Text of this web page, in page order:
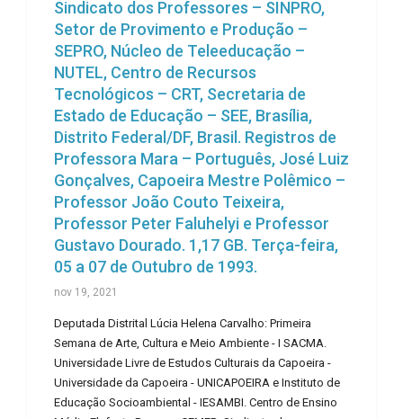
Sindicato dos Professores – SINPRO,
Setor de Provimento e Produção –
SEPRO, Núcleo de Teleeducação –
NUTEL, Centro de Recursos
Tecnológicos – CRT, Secretaria de
Estado de Educação – SEE, Brasília,
Distrito Federal/DF, Brasil. Registros de
Professora Mara – Português, José Luiz
Gonçalves, Capoeira Mestre Polêmico –
Professor João Couto Teixeira,
Professor Peter Faluhelyi e Professor
Gustavo Dourado. 1,17 GB. Terça-feira,
05 a 07 de Outubro de 1993.
nov 19, 2021
Deputada Distrital Lúcia Helena Carvalho: Primeira
Semana de Arte, Cultura e Meio Ambiente - I SACMA.
Universidade Livre de Estudos Culturais da Capoeira -
Universidade da Capoeira - UNICAPOEIRA e Instituto de
Educação Socioambiental - IESAMBI. Centro de Ensino